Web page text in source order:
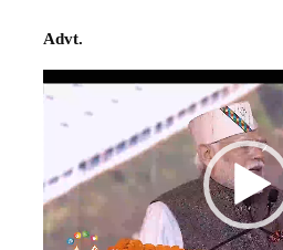
Advt.
Video